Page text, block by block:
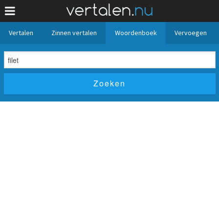
Vertalen Zinnen vertalen Woordenboek Vervoegen